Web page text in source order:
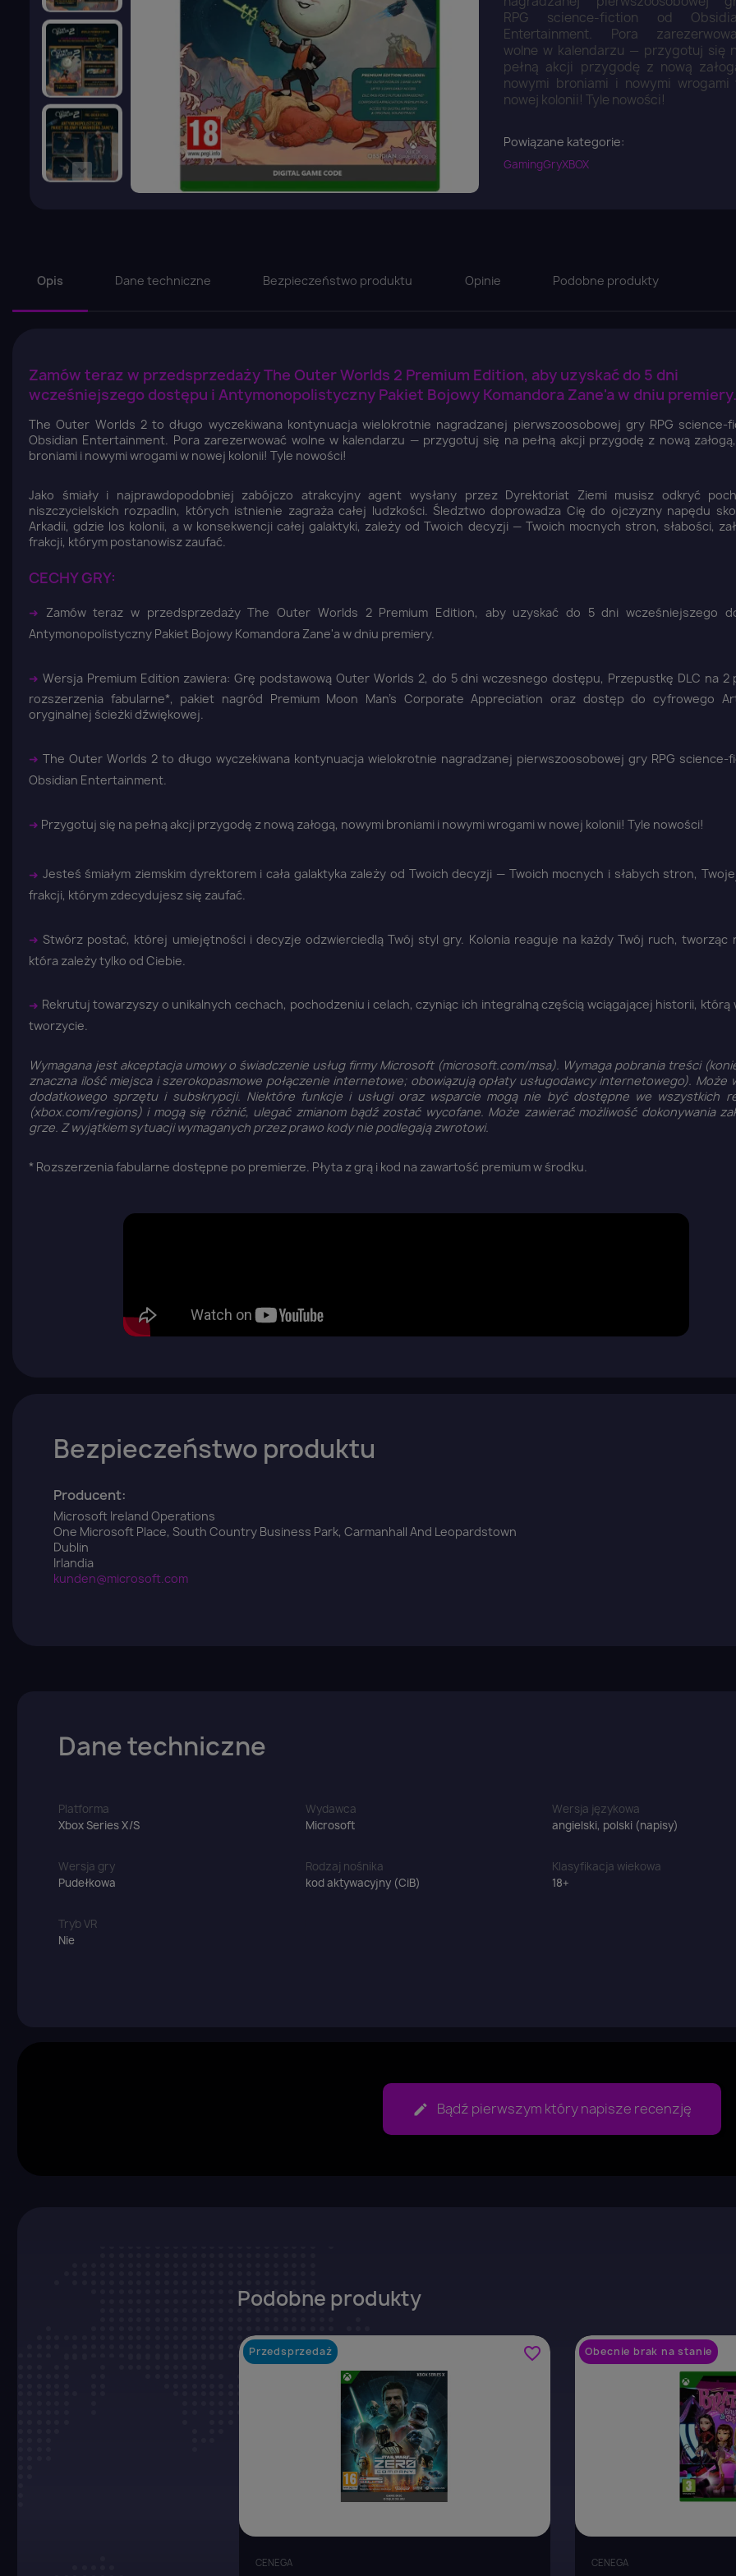
RPG science-fiction od
Entertainment. Pora
wolne w kalendarzu — przygotuj się
pełną akcji przygodę z nową
nowymi broniami i nowymi wrogami
nowej kolonii! Tyle nowości!
Powiązane kategorie:
GamingGryXBOX
Opis Dane techniczne Bezpieczeństwo produktu Opinie Podobne produkty
Zamów teraz w przedsprzedaży The Outer Worlds 2 Premium Edition, aby uzyskać do 5 dni
wcześniejszego dostępu i Antymonopolistyczny Pakiet Bojowy Komandora Zane'a w dniu premiery.
The Outer Worlds 2 to długo wyczekiwana kontynuacja wielokrotnie nagradzanej pierwszoosobowej gry RPG science-
Obsidian Entertainment. Pora zarezerwować wolne w kalendarzu — przygotuj się na pełną akcji przygodę z nową
broniami i nowymi wrogami w nowej kolonii! Tyle nowości!
Jako śmiały i najprawdopodobniej zabójczo atrakcyjny agent wysłany przez Dyrektoriat Ziemi musisz odkryć
niszczycielskich rozpadlin, których istnienie zagraża całej ludzkości. Śledztwo doprowadza Cię do ojczyzny napędu
Arkadii, gdzie los kolonii, a w konsekwencji całej galaktyki, zależy od Twoich decyzji — Twoich mocnych stron, słabości,
frakcji, którym postanowisz zaufać.
CECHY GRY:
➜ Zamów teraz w przedsprzedaży The Outer Worlds 2 Premium Edition, aby uzyskać do 5 dni wcześniejszego
Antymonopolistyczny Pakiet Bojowy Komandora Zane'a w dniu premiery.
➜ Wersja Premium Edition zawiera: Grę podstawową Outer Worlds 2, do 5 dni wczesnego dostępu, Przepustkę DLC na 2
rozszerzenia fabularne*, pakiet nagród Premium Moon Man's Corporate Appreciation oraz dostęp do cyfrowego
oryginalnej ścieżki dźwiękowej.
➜ The Outer Worlds 2 to długo wyczekiwana kontynuacja wielokrotnie nagradzanej pierwszoosobowej gry RPG science-
Obsidian Entertainment.
➜ Przygotuj się na pełną akcji przygodę z nową załogą, nowymi broniami i nowymi wrogami w nowej kolonii! Tyle nowości!
➜ Jesteś śmiałym ziemskim dyrektorem i cała galaktyka zależy od Twoich decyzji — Twoich mocnych i słabych stron,
frakcji, którym zdecydujesz się zaufać.
➜ Stwórz postać, której umiejętności i decyzje odzwierciedlą Twój styl gry. Kolonia reaguje na każdy Twój ruch, tworząc
która zależy tylko od Ciebie.
➜ Rekrutuj towarzyszy o unikalnych cechach, pochodzeniu i celach, czyniąc ich integralną częścią wciągającej historii, którą
tworzycie.
Wymagana jest akceptacja umowy o świadczenie usług firmy Microsoft (microsoft.com/msa). Wymaga pobrania treści
znaczna ilość miejsca i szerokopasmowe połączenie internetowe; obowiązują opłaty usługodawcy internetowego). Może
dodatkowego sprzętu i subskrypcji. Niektóre funkcje i usługi oraz wsparcie mogą nie być dostępne we wszystkich
(xbox.com/regions) i mogą się różnić, ulegać zmianom bądź zostać wycofane. Może zawierać możliwość dokonywania
grze. Z wyjątkiem sytuacji wymaganych przez prawo kody nie podlegają zwrotowi.
* Rozszerzenia fabularne dostępne po premierze. Płyta z grą i kod na zawartość premium w środku.
Bezpieczeństwo produktu
Producent:
Microsoft Ireland Operations
One Microsoft Place, South Country Business Park, Carmanhall And Leopardstown
Dublin
Irlandia
kunden@microsoft.com
Dane techniczne
Platforma
Xbox Series X/S
Wydawca
Microsoft
Wersja językowa
angielski, polski (napisy)
Wersja gry
Pudełkowa
Rodzaj nośnika
kod aktywacyjny (CiB)
Klasyfikacja wiekowa
18+
Tryb VR
Nie
Bądź pierwszym który napisze recenzję
Podobne produkty
Przedsprzedaż favorite_border
CENEGA
Obecnie brak na stanie
CENEGA
You need to be logged in to save products in your wish list.
Anuluj